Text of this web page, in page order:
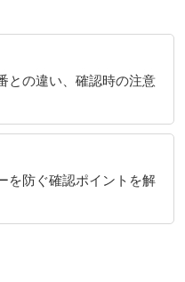
との違い、確認時の注意
を防ぐ確認ポイントを解